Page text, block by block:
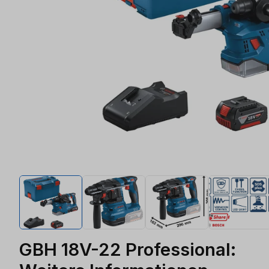
GBH 18V-22 Professional: